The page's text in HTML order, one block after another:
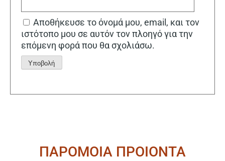
Αποθήκευσε το όνομά μου, email, και τον
ιστότοπο μου σε αυτόν τον πλοηγό για την
επόμενη φορά που θα σχολιάσω.
ΠΑΡΟΜΟΙΑ ΠΡΟΙΟΝΤΑ